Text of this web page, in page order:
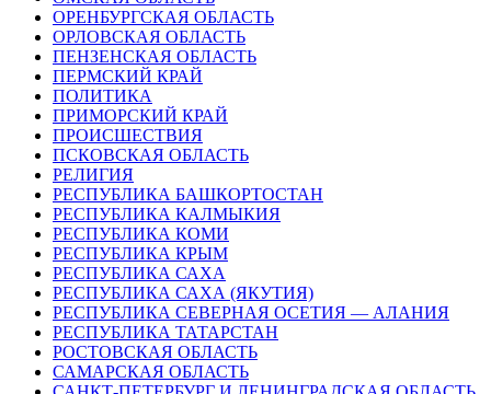
ОРЕНБУРГСКАЯ ОБЛАСТЬ
ОРЛОВСКАЯ ОБЛАСТЬ
ПЕНЗЕНСКАЯ ОБЛАСТЬ
ПЕРМСКИЙ КРАЙ
ПОЛИТИКА
ПРИМОРСКИЙ КРАЙ
ПРОИСШЕСТВИЯ
ПСКОВСКАЯ ОБЛАСТЬ
РЕЛИГИЯ
РЕСПУБЛИКА БАШКОРТОСТАН
РЕСПУБЛИКА КАЛМЫКИЯ
РЕСПУБЛИКА КОМИ
РЕСПУБЛИКА КРЫМ
РЕСПУБЛИКА САХА
РЕСПУБЛИКА САХА (ЯКУТИЯ)
РЕСПУБЛИКА СЕВЕРНАЯ ОСЕТИЯ — АЛАНИЯ
РЕСПУБЛИКА ТАТАРСТАН
РОСТОВСКАЯ ОБЛАСТЬ
САМАРСКАЯ ОБЛАСТЬ